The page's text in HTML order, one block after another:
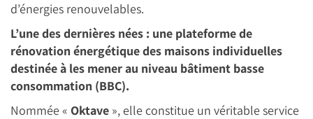
d’énergies renouvelables.
L’une des dernières nées : une plateforme de
rénovation énergétique des maisons individuelles
destinée à les mener au niveau bâtiment basse
consommation (BBC).
Nommée « Oktave », elle constitue un véritable service